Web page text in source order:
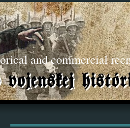
and commercial